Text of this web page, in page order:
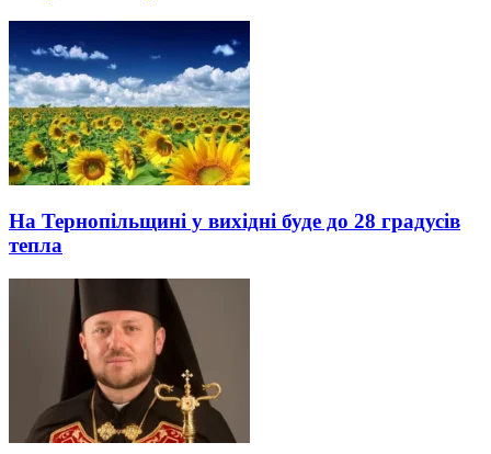
На Тернопільщині у вихідні буде до 28 градусів
тепла